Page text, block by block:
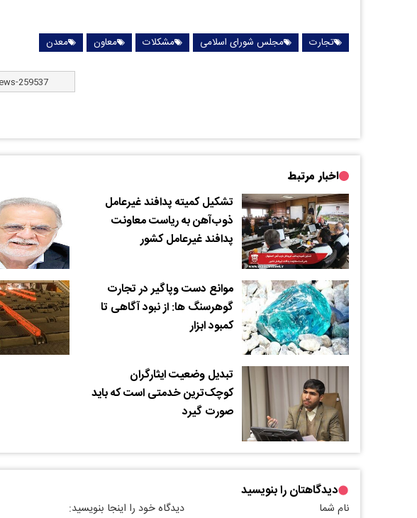
تجارت مجلس شورای اسلامی مشکلات معاون معدن
اخبار مرتبط
تشکیل کمیته پدافند غیرعامل
ذوب‌آهن به ریاست معاونت
پدافند غیرعامل کشور
موانع دست وپاگیر در تجارت
گوهرسنگ ها: از نبود آگاهی تا
کمبود ابزار
تبدیل وضعیت ایثارگران
کوچک‌ترین خدمتی است که باید
صورت گیرد
دیدگاهتان را بنویسید
نام شما دیدگاه خود را اینجا بنویسید: